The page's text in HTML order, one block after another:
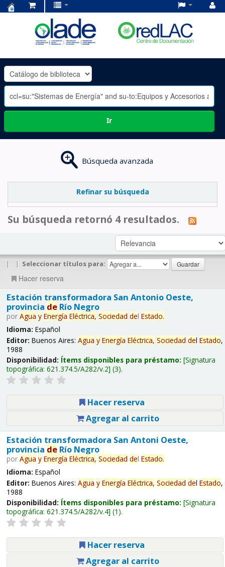
OLADE
-
Ir
Búsqueda avanzada
Refinar su búsqueda
Su búsqueda retornó 4 resultados.
| | Seleccionar títulos para:
Hacer reserva
Estación transformadora San Antonio Oeste,
provincia deRío Negro
por Agua y Energía Eléctrica, Sociedad del Estado.
Idioma: Español
Editor: Buenos Aires: Agua y Energía Eléctrica, Sociedad del Estado,
1988
Disponibilidad: Ítems disponibles para préstamo: Signatura
topográfica: 621.374.5/A282/v.2 (3).
Hacer reserva
Agregar al carrito
Estación transformadora San Antoni Oeste,
provincia deRío Negro
por Agua y Energía Eléctrica, Sociedad del Estado.
Idioma: Español
Editor: Buenos Aires: Agua y Energía Eléctrica, Sociedad del Estado,
1988
Disponibilidad: Ítems disponibles para préstamo: Signatura
topográfica: 621.374.5/A282/v.4 (1).
Hacer reserva
Agregar al carrito